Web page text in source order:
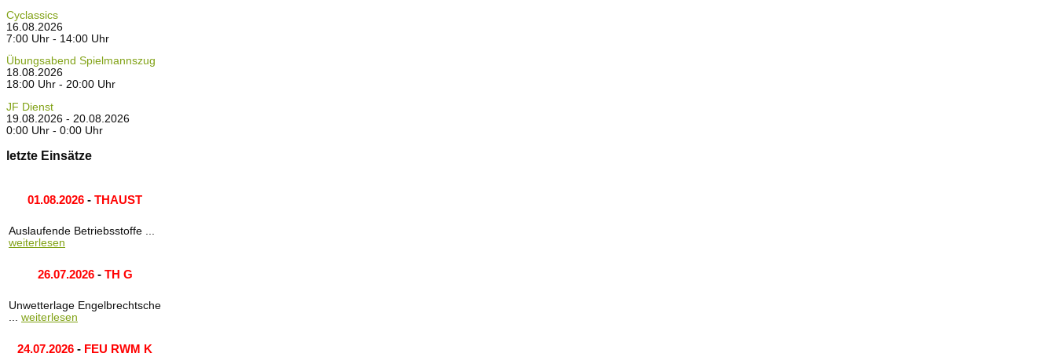
Cyclassics
16.08.2026
7:00 Uhr - 14:00 Uhr
Übungsabend Spielmannszug
18.08.2026
18:00 Uhr - 20:00 Uhr
JF Dienst
19.08.2026 - 20.08.2026
0:00 Uhr - 0:00 Uhr
letzte Einsätze
01.08.2026 - THAUST
Auslaufende Betriebsstoffe ...
weiterlesen
26.07.2026- TH G
Unwetterlage Engelbrechtsche
... weiterlesen
24.07.2026 - FEU RWM K